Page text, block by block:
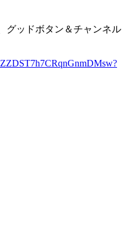
グッドボタン＆チャンネル